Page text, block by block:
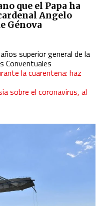
que el Papa ha
Angelo
Génova
superior general de la
Conventuales
la cuarentena: haz
sobre el coronavirus, al